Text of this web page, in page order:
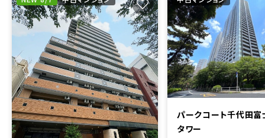
パークコート千代田
タワー